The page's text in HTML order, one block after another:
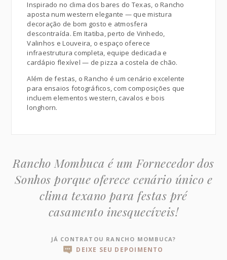
Inspirado no clima dos bares do Texas, o Rancho
aposta num western elegante — que mistura
decoração de bom gosto e atmosfera
descontraída. Em Itatiba, perto de Vinhedo,
Valinhos e Louveira, o espaço oferece
infraestrutura completa, equipe dedicada e
cardápio flexível — de pizza a costela de chão.
Além de festas, o Rancho é um cenário excelente
para ensaios fotográficos, com composições que
incluem elementos western, cavalos e bois
longhorn.
Rancho Mombuca é um Fornecedor dos
Sonhos porque oferece cenário único e
clima texano para festas pré
casamento inesquecíveis!
JÁ CONTRATOU RANCHO MOMBUCA?
DEIXE SEU DEPOIMENTO